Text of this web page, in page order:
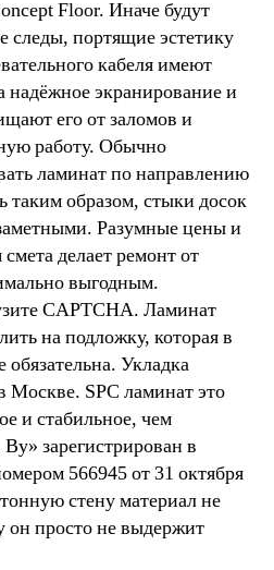
Floor. Иначе будут
следы, портящие эстетику
кабеля имеют
надёжное экранирование и
его от заломов и
работу. Обычно
ламинат по направлению
таким образом, стыки досок
Разумные цены и
делает ремонт от
выгодным.
CAPTCHA. Ламинат
на подложку, которая в
Укладка
Москве. SPC ламинат это
и стабильное, чем
зарегистрирован в
566945 от 31 октября
стену материал не
он просто не выдержит